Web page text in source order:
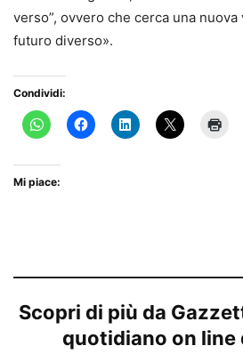
verso”, ovvero che cerca una
futuro diverso».
Condividi:
Mi piace:
Scopri di più da
quotidiano on line